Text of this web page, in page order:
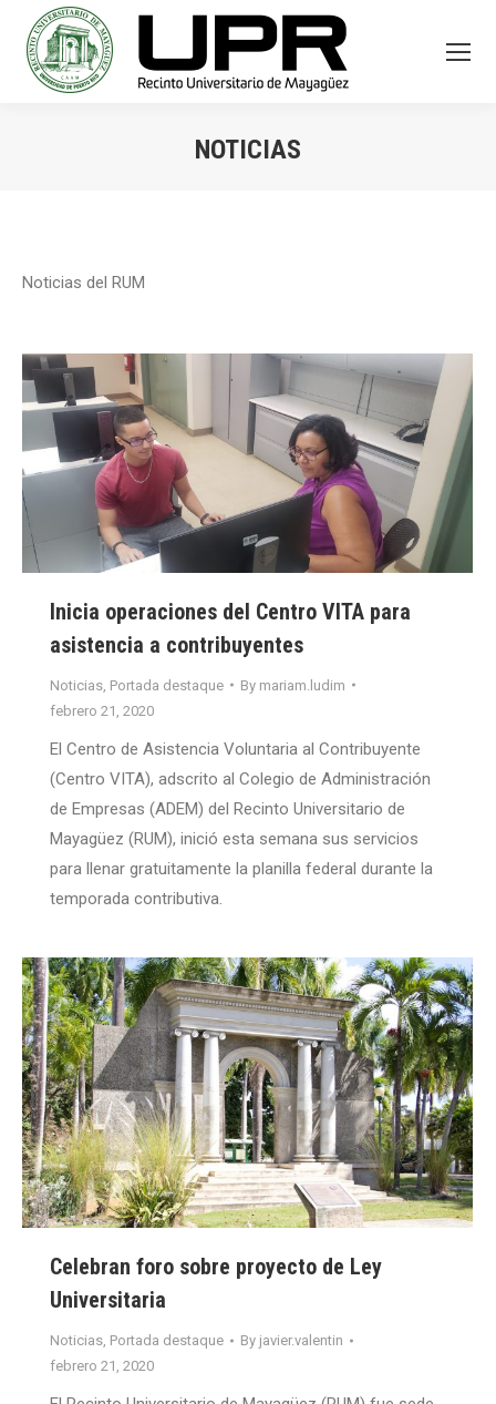
NOTICIAS
Noticias del RUM
Inicia operaciones del Centro VITA para
asistencia a contribuyentes
Noticias Portada destaque By mariam.ludim
febrero 21, 2020
El Centro de Asistencia Voluntaria al Contribuyente
(Centro VITA), adscrito al Colegio de Administración
de Empresas (ADEM) del Recinto Universitario de
Mayagüez (RUM), inició esta semana sus servicios
para llenar gratuitamente la planilla federal durante la
temporada contributiva.
Celebran foro sobre proyecto de Ley
Universitaria
Noticias, Portada destaque By javier.valentin
febrero 21, 2020